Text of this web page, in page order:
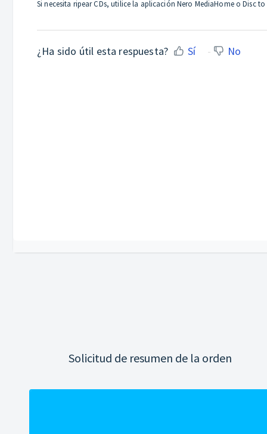
Si necesita ripear CDs, utilice la aplicación Nero MediaHome o Disc to
¿Ha sido útil esta respuesta? Sí No
Solicitud de resumen de la orden